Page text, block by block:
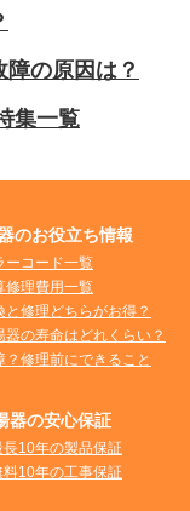
の原因は？
集一覧
のお役立ち情報
ーコード一覧
修理費用一覧
と修理どちらがお得？
器の寿命はどれくらい？
？修理前にできること
器の安心保証
長10年の製品保証
料10年の工事保証